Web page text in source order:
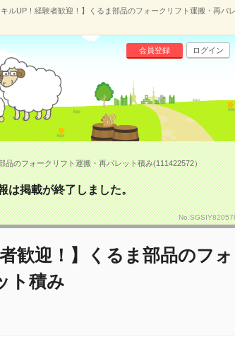
キルUP！経験者歓迎！】くるま部品のフォークリフト運搬・再パ
会員登録 ログイン
品のフォークリフト運搬・再パレット積み(111422572）
は掲載が終了しました。
歓迎！】くるま部品のフォ
ト積み